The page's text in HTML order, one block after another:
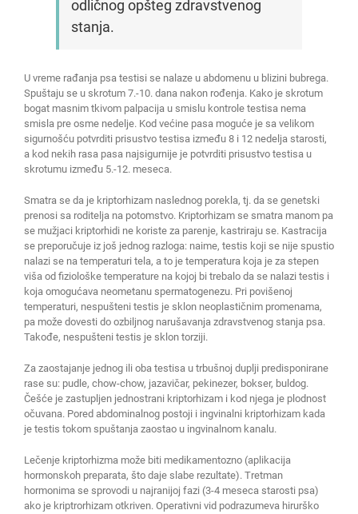
odličnog opšteg zdravstvenog
stanja.
U vreme rađanja psa testisi se nalaze u abdomenu u blizini bubrega.
Spuštaju se u skrotum 7.-10. dana nakon rođenja. Kako je skrotum
bogat masnim tkivom palpacija u smislu kontrole testisa nema
smisla pre osme nedelje. Kod većine pasa moguće je sa velikom
sigurnošću potvrditi prisustvo testisa između 8 i 12 nedelja starosti,
a kod nekih rasa pasa najsigurnije je potvrditi prisustvo testisa u
skrotumu između 5.-12. meseca.
Smatra se da je kriptorhizam naslednog porekla, tj. da se genetski
prenosi sa roditelja na potomstvo. Kriptorhizam se smatra manom pa
se mužjaci kriptorhidi ne koriste za parenje, kastriraju se. Kastracija
se preporučuje iz još jednog razloga: naime, testis koji se nije spustio
nalazi se na temperaturi tela, a to je temperatura koja je za stepen
viša od fiziološke temperature na kojoj bi trebalo da se nalazi testis i
koja omogućava neometanu spermatogenezu. Pri povišenoj
temperaturi, nespušteni testis je sklon neoplastičnim promenama,
pa može dovesti do ozbiljnog narušavanja zdravstvenog stanja psa.
Takođe, nespušteni testis je sklon torziji.
Za zaostajanje jednog ili oba testisa u trbušnoj duplji predisponirane
rase su: pudle, chow-chow, jazavičar, pekinezer, bokser, buldog.
Češće je zastupljen jednostrani kriptorhizam i kod njega je plodnost
očuvana. Pored abdominalnog postoji i ingvinalni kriptorhizam kada
je testis tokom spuštanja zaostao u ingvinalnom kanalu.
Lečenje kriptorhizma može biti medikamentozno (aplikacija
hormonskoh preparata, što daje slabe rezultate). Tretman
hormonima se sprovodi u najranijoj fazi (3-4 meseca starosti psa)
ako je kriptrorhizam otkriven. Operativni vid podrazumeva hirurško